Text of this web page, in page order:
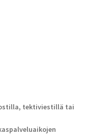
tektiviestillä tai